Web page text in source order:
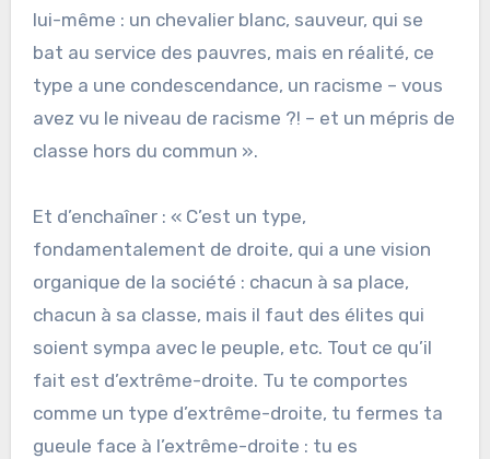
lui-même : un chevalier blanc, sauveur, qui se
bat au service des pauvres, mais en réalité, ce
type a une condescendance, un racisme – vous
avez vu le niveau de racisme ?! – et un mépris de
classe hors du commun ».
Et d’enchaîner : « C’est un type,
fondamentalement de droite, qui a une vision
organique de la société : chacun à sa place,
chacun à sa classe, mais il faut des élites qui
soient sympa avec le peuple, etc. Tout ce qu’il
fait est d’extrême-droite. Tu te comportes
comme un type d’extrême-droite, tu fermes ta
gueule face à l’extrême-droite : tu es